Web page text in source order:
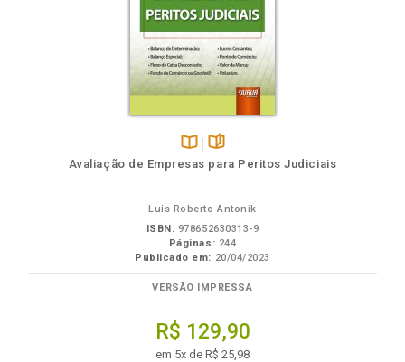
Disponível
páginas
Avaliação de Empresas para Peritos Judiciais
Luis Roberto Antonik
ISBN: 978652630313-9
Páginas: 244
Publicado em: 20/04/2023
VERSÃO IMPRESSA
R$ 129,90
em 5x de R$ 25,98